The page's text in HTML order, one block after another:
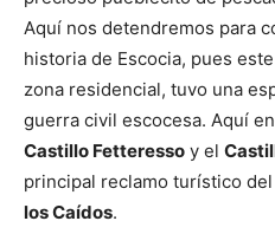
Aquí nos detendremos para
historia de Escocia, pues
zona residencial, tuvo una
guerra civil escocesa. Aquí
Castillo Fetteresso y el
principal reclamo turístico
los Caídos.